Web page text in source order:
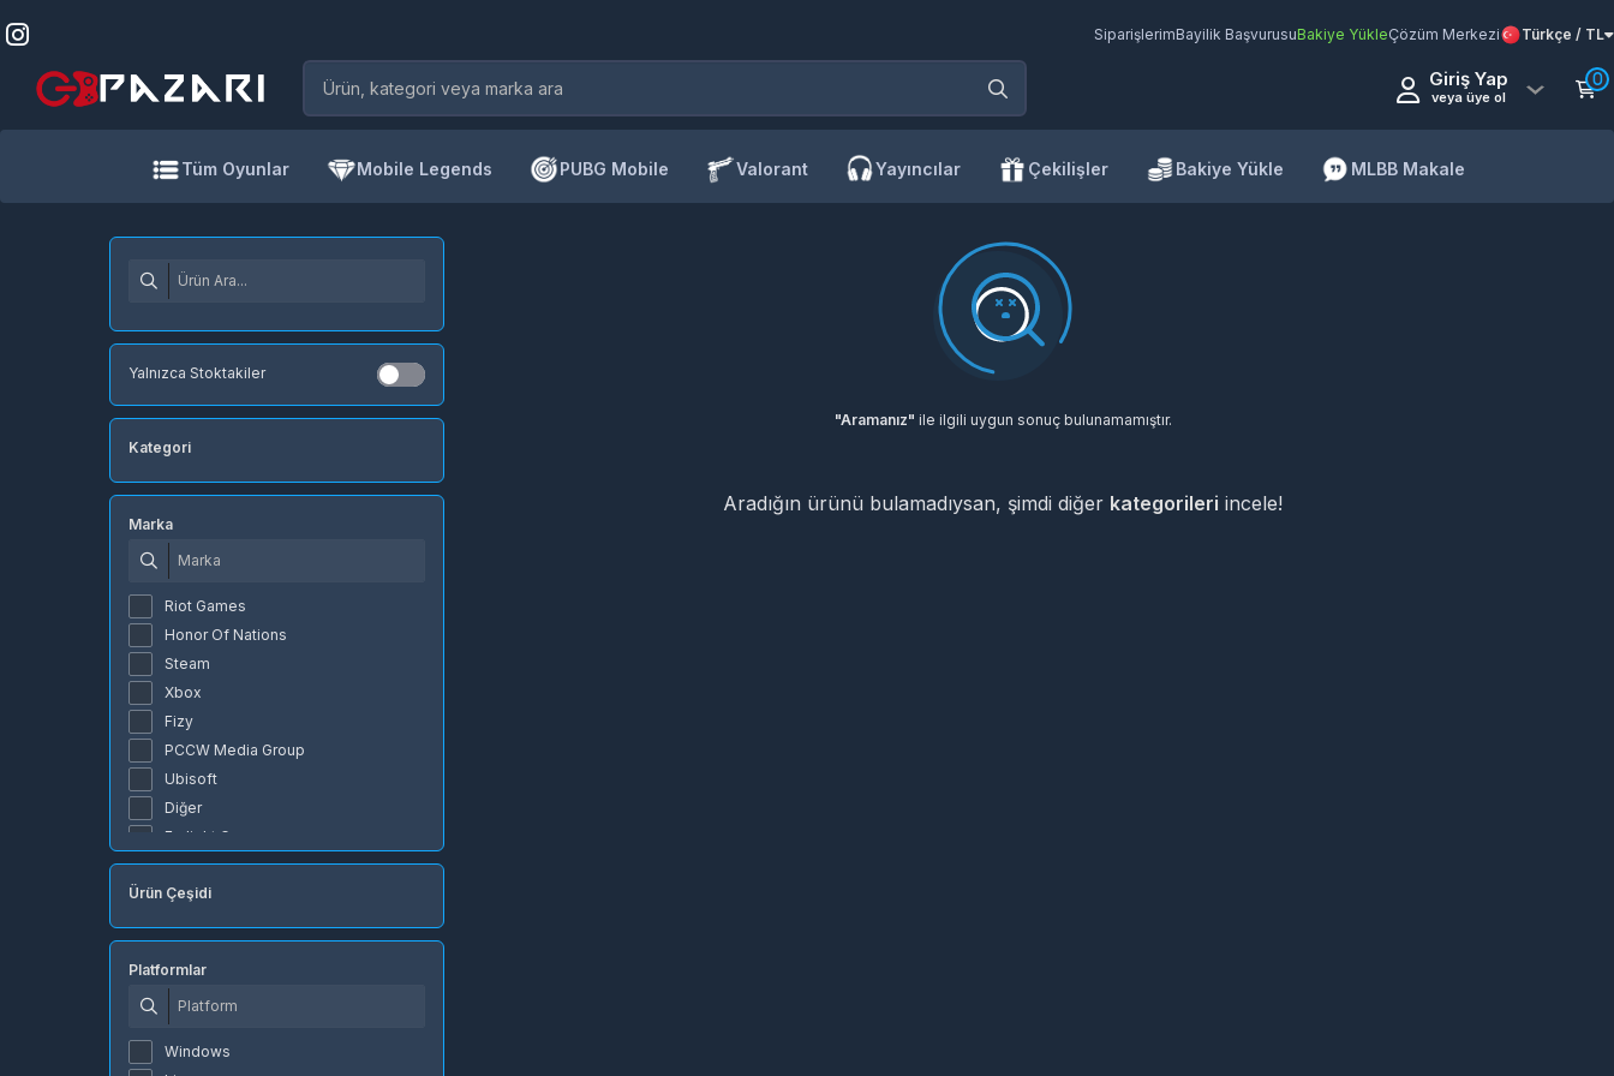
SiparişlerimBayilik BaşvurusuBakiye YükleÇözüm Merkezi Türkçe / TL
Giriş Yap
veya üye ol
0
Tüm Oyunlar Mobile Legends PUBG Mobile Valorant Yayıncılar Çekilişler Bakiye Yükle MLBB Makale
Yalnızca Stoktakiler
Kategori
Marka
Riot Games
Honor Of Nations
Steam
Xbox
Fizy
PCCW Media Group
Ubisoft
Diğer
Farlight Games
joygame
Valve Corporation
JC Planet
Deathko
NetEase Games
Ürün Çeşidi
Platformlar
Windows
"Aramanız" ile ilgili uygun sonuç bulunamamıştır.
Aradığın ürünü bulamadıysan, şimdi diğer kategorileri incele!